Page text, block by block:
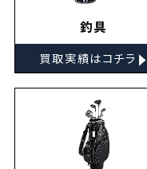
釣具
買取実績はコチラ ▸